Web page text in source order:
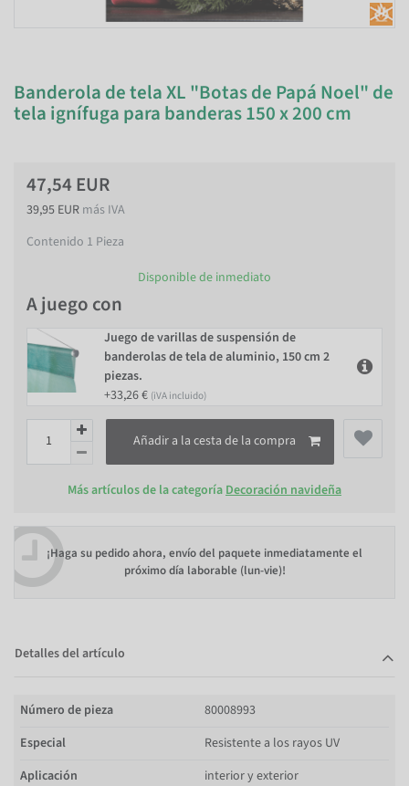
Banderola de tela XL "Botas de Papá Noel" de
tela ignífuga para banderas 150 x 200 cm
47,54 EUR
39,95 EUR más IVA
Contenido 1 Pieza
Disponible de inmediato
A juego con
Juego de varillas de suspensión de
banderolas de tela de aluminio, 150 cm 2
piezas.
+33,26 € (iVA incluido)
Añadir a la cesta de la compra
Más artículos de la categoría Decoración navideña
¡Haga su pedido ahora, envío del paquete inmediatamente el
próximo día laborable (lun-vie)!
Detalles del artículo
Número de pieza
80008993
Especial
Resistente a los rayos UV
Aplicación
interior y exterior